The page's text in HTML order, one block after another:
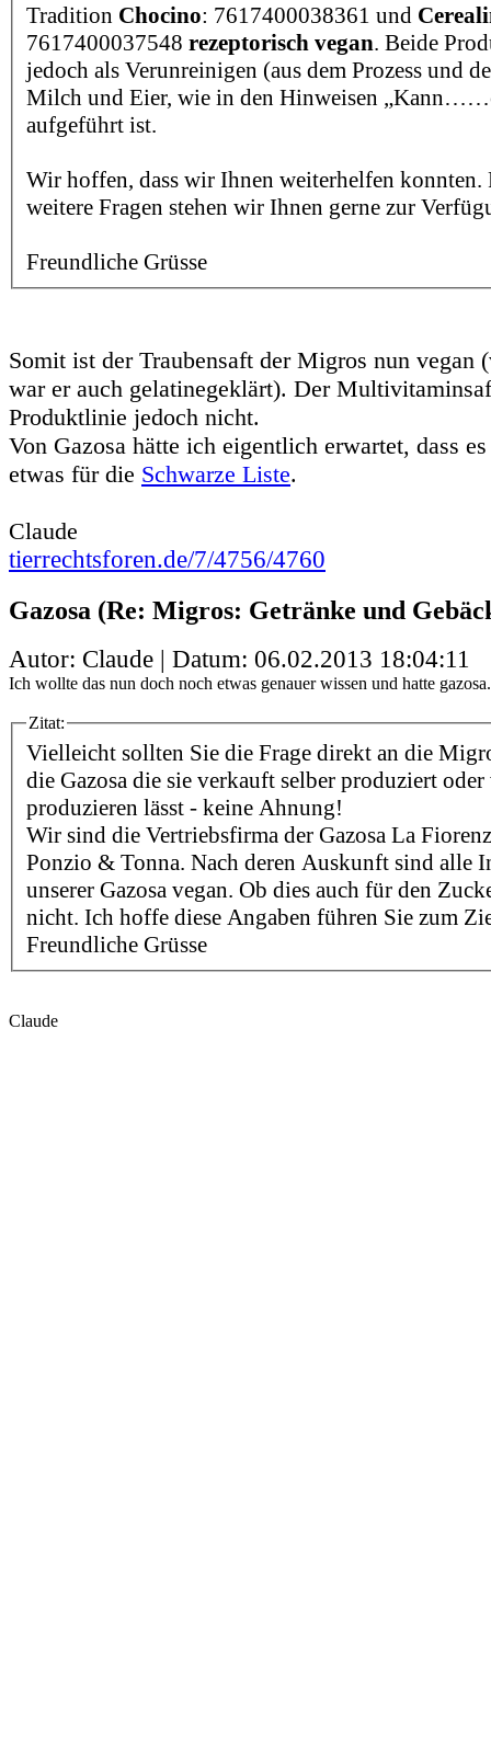
Tradition Chocino: 7617400038361 und
7617400037548 rezeptorisch vegan. Beide
jedoch als Verunreinigen (aus dem Prozess und
Milch und Eier, wie in den Hinweisen
aufgeführt ist.
Wir hoffen, dass wir Ihnen weiterhelfen
weitere Fragen stehen wir Ihnen gerne zur
Freundliche Grüsse
Somit ist der Traubensaft der Migros nun vegan
war er auch gelatinegeklärt). Der
Produktlinie jedoch nicht.
Von Gazosa hätte ich eigentlich erwartet, dass
etwas für die Schwarze Liste.
Claude
tierrechtsforen.de/7/4756/4760
Gazosa (Re: Migros: Getränke und
Autor: Claude | Datum: 06.02.2013 18:04:11
Ich wollte das nun doch noch etwas genauer wissen und hatte
Zitat:
Vielleicht sollten Sie die Frage direkt an die
die Gazosa die sie verkauft selber produziert
produzieren lässt - keine Ahnung!
Wir sind die Vertriebsfirma der Gazosa La
Ponzio & Tonna. Nach deren Auskunft sind alle
unserer Gazosa vegan. Ob dies auch für den
nicht. Ich hoffe diese Angaben führen Sie zum
Freundliche Grüsse
Claude